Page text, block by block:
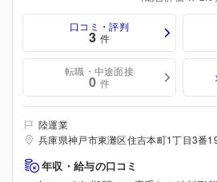
口コミ・評判
3 件
転職・中途面接
0 件
陸運業
兵庫県神戸市東灘区住吉本町1丁目3番
年収・給与の口コミ